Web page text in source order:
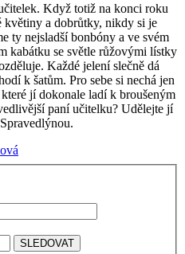
Když totiž na konci roku
květiny a dobrůtky, nikdy si je
ty nejsladší bonbóny a ve svém
kabátku se světle růžovými lístky
Každé jelení slečně dá
k šatům. Pro sebe si nechá jen
jí dokonale ladí k broušeným
paní učitelku? Udělejte jí